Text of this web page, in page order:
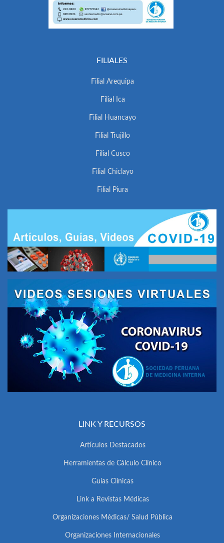
FILIALES
Filial Arequipa
Filial Ica
Filial Huancayo
Filial Trujillo
Filial Cusco
Filial Chiclayo
Filial Piura
LINK Y RECURSOS
Artículos Destacados
Herramientas de Cálculo Clínico
Guías Clínicas
Link a Revistas Médicas
Organizaciones Médicas/ Salud Pública
Organizaciones Internacionales